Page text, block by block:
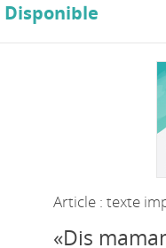
Disponible
Article : texte
«Dis